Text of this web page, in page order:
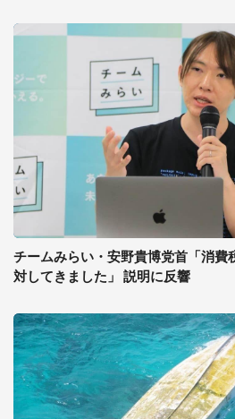
チームみらい・安野貴博党首「消費
対してきました」 説明に反響